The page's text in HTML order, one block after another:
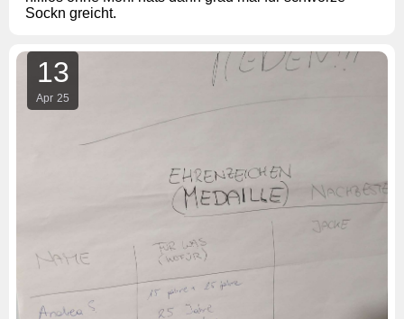
Sockn greicht.
13
Apr 25